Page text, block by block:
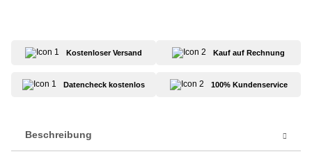
Kostenloser Versand Kauf auf Rechnung
Datencheck kostenlos 100% Kundenservice
Beschreibung